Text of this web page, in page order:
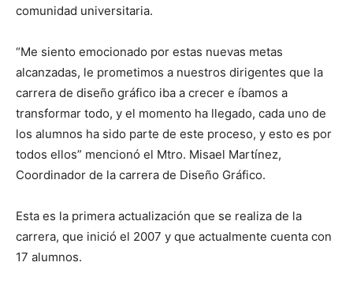
comunidad universitaria.
“Me siento emocionado por estas nuevas metas
alcanzadas, le prometimos a nuestros dirigentes que la
carrera de diseño gráfico iba a crecer e íbamos a
transformar todo, y el momento ha llegado, cada uno de
los alumnos ha sido parte de este proceso, y esto es por
todos ellos” mencionó el Mtro. Misael Martínez,
Coordinador de la carrera de Diseño Gráfico.
Esta es la primera actualización que se realiza de la
carrera, que inició el 2007 y que actualmente cuenta con
17 alumnos.